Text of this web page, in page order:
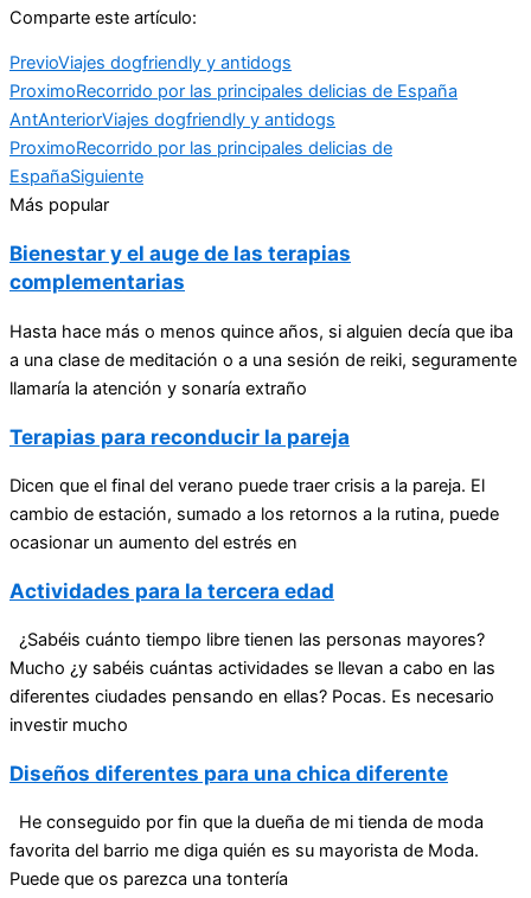
Comparte este artículo:
PrevioViajes dogfriendly y antidogs
ProximoRecorrido por las principales delicias de España
AntAnteriorViajes dogfriendly y antidogs
ProximoRecorrido por las principales delicias de
EspañaSiguiente
Más popular
Bienestar y el auge de las terapias
complementarias
Hasta hace más o menos quince años, si alguien decía que iba
a una clase de meditación o a una sesión de reiki, seguramente
llamaría la atención y sonaría extraño
Terapias para reconducir la pareja
Dicen que el final del verano puede traer crisis a la pareja. El
cambio de estación, sumado a los retornos a la rutina, puede
ocasionar un aumento del estrés en
Actividades para la tercera edad
¿Sabéis cuánto tiempo libre tienen las personas mayores?
Mucho ¿y sabéis cuántas actividades se llevan a cabo en las
diferentes ciudades pensando en ellas? Pocas. Es necesario
investir mucho
Diseños diferentes para una chica diferente
He conseguido por fin que la dueña de mi tienda de moda
favorita del barrio me diga quién es su mayorista de Moda.
Puede que os parezca una tontería